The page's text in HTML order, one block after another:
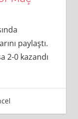
paylaştı.
2-0 kazandı